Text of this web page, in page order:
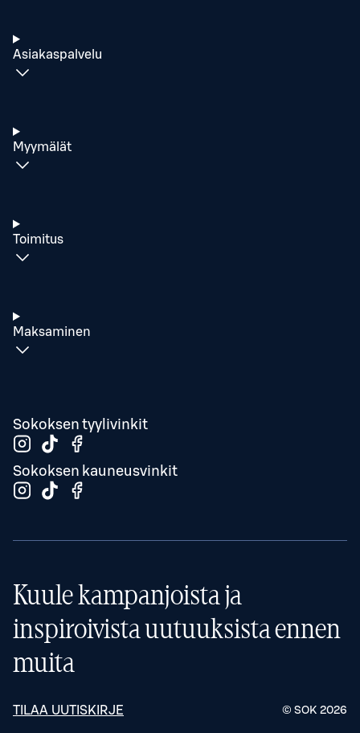
Asiakaspalvelu
Myymälät
Toimitus
Maksaminen
Sokoksen tyylivinkit
Sokoksen kauneusvinkit
Kuule kampanjoista ja
inspiroivista uutuuksista ennen
muita
TILAA UUTISKIRJE © SOK 2026